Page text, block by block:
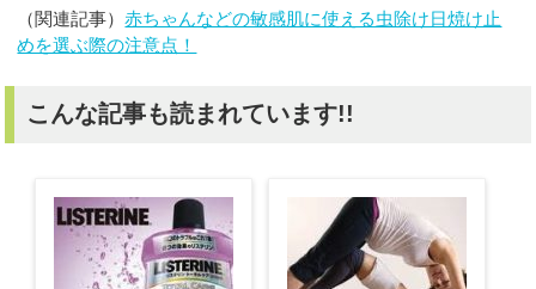
（関連記事）赤ちゃんなどの敏感肌に使える虫除け日焼け止
めを選ぶ際の注意点！
こんな記事も読まれています!!